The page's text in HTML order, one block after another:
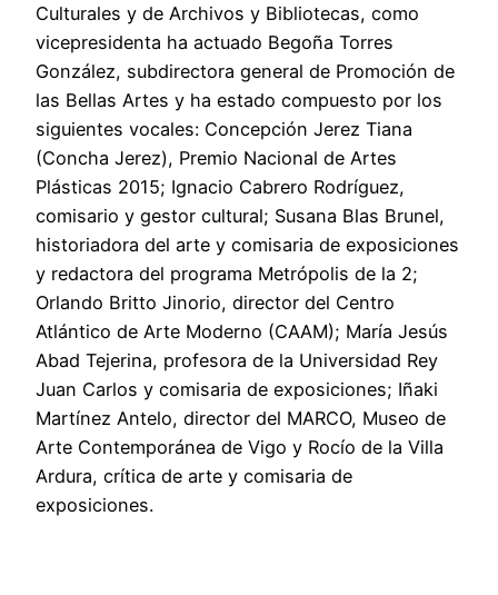
Culturales y de Archivos y Bibliotecas, como
vicepresidenta ha actuado Begoña Torres
González, subdirectora general de Promoción de
las Bellas Artes y ha estado compuesto por los
siguientes vocales: Concepción Jerez Tiana
(Concha Jerez), Premio Nacional de Artes
Plásticas 2015; Ignacio Cabrero Rodríguez,
comisario y gestor cultural; Susana Blas Brunel,
historiadora del arte y comisaria de exposiciones
y redactora del programa Metrópolis de la 2;
Orlando Britto Jinorio, director del Centro
Atlántico de Arte Moderno (CAAM); María Jesús
Abad Tejerina, profesora de la Universidad Rey
Juan Carlos y comisaria de exposiciones; Iñaki
Martínez Antelo, director del MARCO, Museo de
Arte Contemporánea de Vigo y Rocío de la Villa
Ardura, crítica de arte y comisaria de
exposiciones.